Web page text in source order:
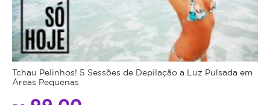
Tchau Pelinhos! 5 Sessões de Depilação a Luz Pulsada em
Áreas Pequenas